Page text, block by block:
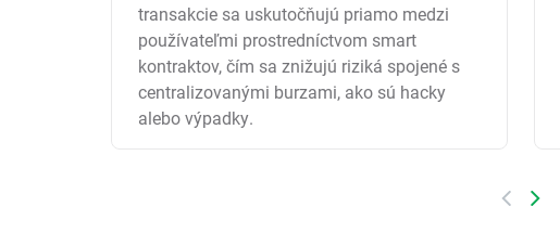
transakcie sa uskutočňujú priamo medzi
používateľmi prostredníctvom smart
kontraktov, čím sa znižujú riziká spojené s
centralizovanými burzami, ako sú hacky
alebo výpadky.